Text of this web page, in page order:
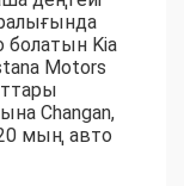
Kia
Motors
Changan,
мың авто